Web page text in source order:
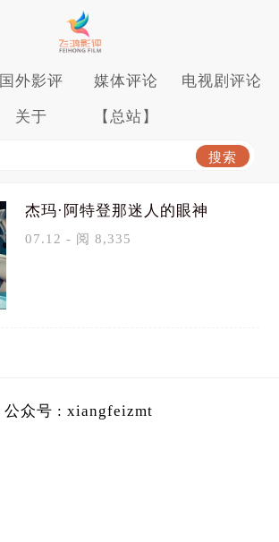
国外影评 媒体评论 电视剧评论
关于 【总站】
杰玛·阿特登那迷人的眼神
07.12 - 阅 8,335
公众号 : xiangfeizmt